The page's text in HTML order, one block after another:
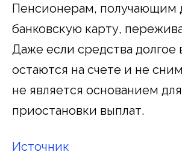
Пенсионерам, получающим
банковскую карту,
Даже если средства долгое
остаются на счете и не
не является основанием для
приостановки выплат.
Источник